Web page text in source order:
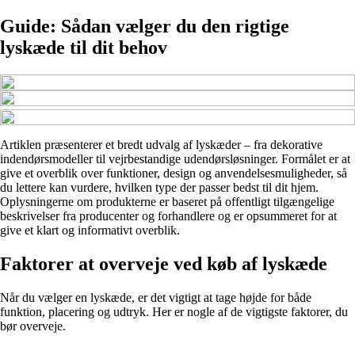
Guide: Sådan vælger du den rigtige
lyskæde til dit behov
Artiklen præsenterer et bredt udvalg af lyskæder – fra dekorative
indendørsmodeller til vejrbestandige udendørsløsninger. Formålet er at
give et overblik over funktioner, design og anvendelsesmuligheder, så
du lettere kan vurdere, hvilken type der passer bedst til dit hjem.
Oplysningerne om produkterne er baseret på offentligt tilgængelige
beskrivelser fra producenter og forhandlere og er opsummeret for at
give et klart og informativt overblik.
Faktorer at overveje ved køb af lyskæde
Når du vælger en lyskæde, er det vigtigt at tage højde for både
funktion, placering og udtryk. Her er nogle af de vigtigste faktorer, du
bør overveje.